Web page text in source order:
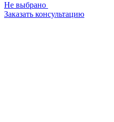
Не выбрано
Заказать консультацию